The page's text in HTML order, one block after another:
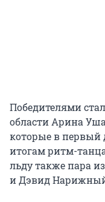
Победителями
области Арина
которые в первый
итогам ритм-
льду также пара
и Дэвид